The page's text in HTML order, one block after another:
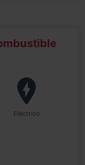
Eléctrico